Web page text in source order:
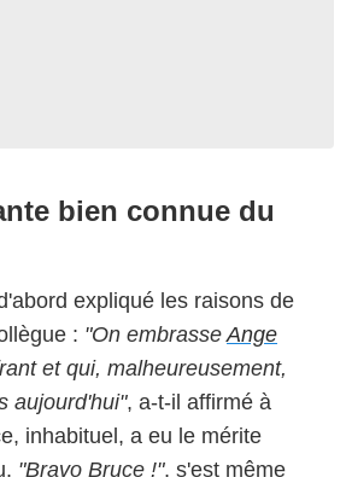
bien connue du
expliqué les raisons de
: "On embrasse Ange
et qui, malheureusement,
aujourd'hui", a-t-il affirmé à
inhabituel, a eu le mérite
"Bravo Bruce !", s'est même